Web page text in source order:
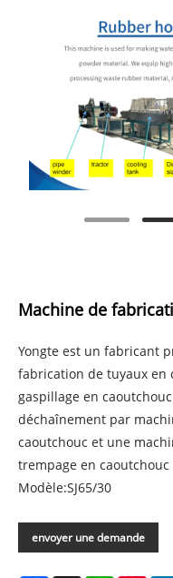
Machine de
Yongte est un fabricant
fabrication de tuyaux en
gaspillage en
déchaînement par
caoutchouc et une
trempage en caoutchouc
Modèle:SJ65/30
envoyer une demande